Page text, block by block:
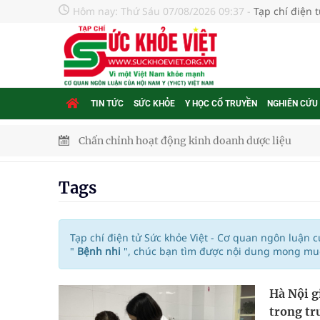
Hôm nay: Thứ Sáu 07/08/2026 09:37 - Tạp chí điện
TIN TỨC SỨC KHỎE Y HỌC CỔ TRUYỀN NGHIÊN CỨU
Chấn chỉnh hoạt động kinh doanh dược liệu
Quan Bằng Chứng Dược Lý Và Cơ Chế Phân Tử
Xây dựng bản đồ mạng lưới cấp cứu ngoại viện
"Nền kinh tế bạc" có thể trở thành động lực
Tags
Tạp chí điện tử Sức khỏe Việt - Cơ quan ngôn luận
" Bệnh nhi ", chúc bạn tìm được nội dung mong
Hà Nội
trong